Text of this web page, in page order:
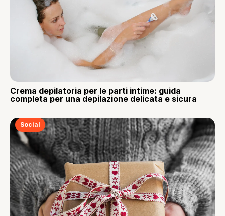
Crema depilatoria per le parti intime: guida
completa per una depilazione delicata e sicura
Social